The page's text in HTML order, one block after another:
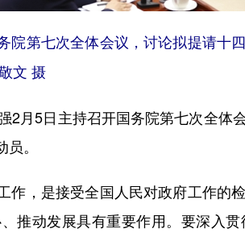
院第七次全体会议，讨论拟提请十
文 摄
5日主持召开国务院第七次全体会
。
，是接受全国人民对政府工作的
推动发展具有重要作用。要深入